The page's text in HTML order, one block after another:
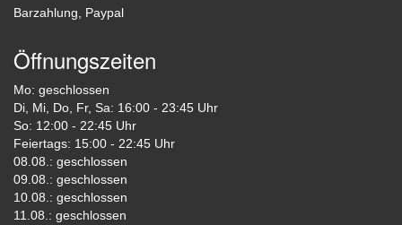
Barzahlung, Paypal
Öffnungszeiten
Mo: geschlossen
Di, Mi, Do, Fr, Sa: 16:00 - 23:45 Uhr
So: 12:00 - 22:45 Uhr
Feiertags: 15:00 - 22:45 Uhr
08.08.: geschlossen
09.08.: geschlossen
10.08.: geschlossen
11.08.: geschlossen